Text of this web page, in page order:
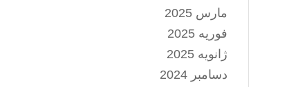
مارس 2025
فوریه 2025
ژانویه 2025
دسامبر 2024